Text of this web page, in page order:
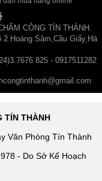
CÔNG TÍN THÀNH.
2 Hoàng Sâm,Cầu Giấy,Hà
825 - 0917511282
TÍN THÀNH
Văn Phòng Tín Thành
- Do Sở Kế Hoạch